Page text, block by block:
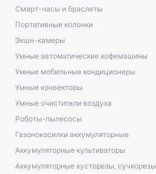
Смарт-часы и браслеты
Портативные колонки
Экшн-камеры
Умные автоматические кофемашины
Умные мобильные кондиционеры
Умные конвекторы
Умные очистители воздуха
Роботы-пылесосы
Газонокосилки аккумуляторные
Аккумуляторные культиваторы
Аккумуляторные кусторезы, сучкорезы